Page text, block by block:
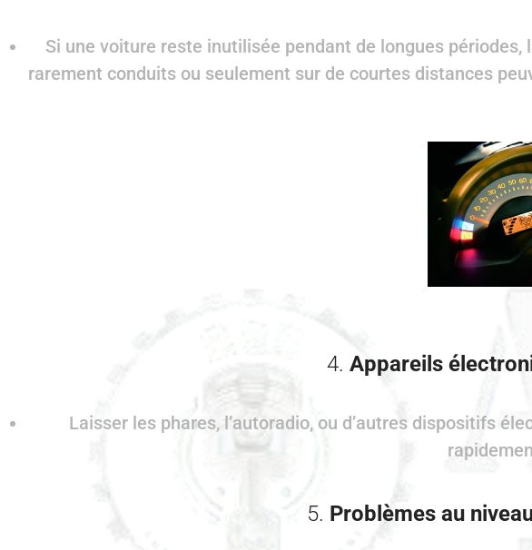
Si une voiture reste inutilisée pendant de longues
rarement conduits ou seulement sur de courtes distances
4. Appareils
Laisser les phares, l’autoradio, ou d’autres dispositifs
5. Problèmes au